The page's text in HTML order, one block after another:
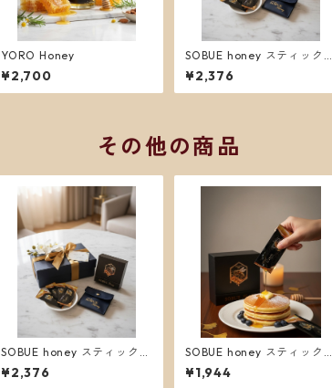
YORO Honey
¥2,700
SOBUE honey スティックタ
イプ（日本蜜蜂・非加熱）
ポーチ付
¥2,376
その他の商品
SOBUE honey スティックタ
イプ（日本蜜蜂・非加熱）
ポーチ付
¥2,376
SOBUE honey スティックタ
イプ（日本蜜蜂・非加熱)
¥1,944